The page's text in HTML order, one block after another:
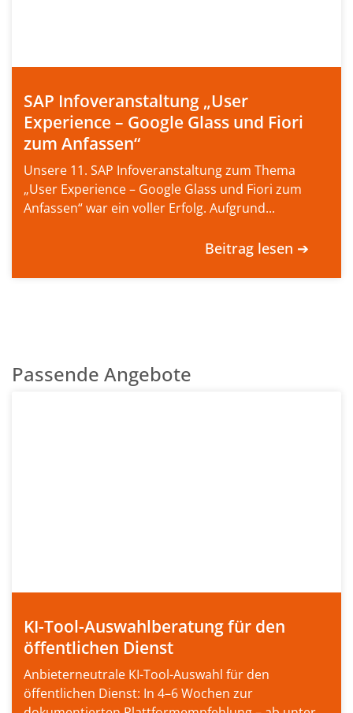
SAP Infoveranstaltung „User
Experience – Google Glass und Fiori
zum Anfassen“
Unsere 11. SAP Infoveranstaltung zum Thema
„User Experience – Google Glass und Fiori zum
Anfassen“ war ein voller Erfolg. Aufgrund...
Beitrag lesen ➔
Passende Angebote
KI-Tool-Auswahlberatung für den
öffentlichen Dienst
Anbieterneutrale KI-Tool-Auswahl für den
öffentlichen Dienst: In 4–6 Wochen zur